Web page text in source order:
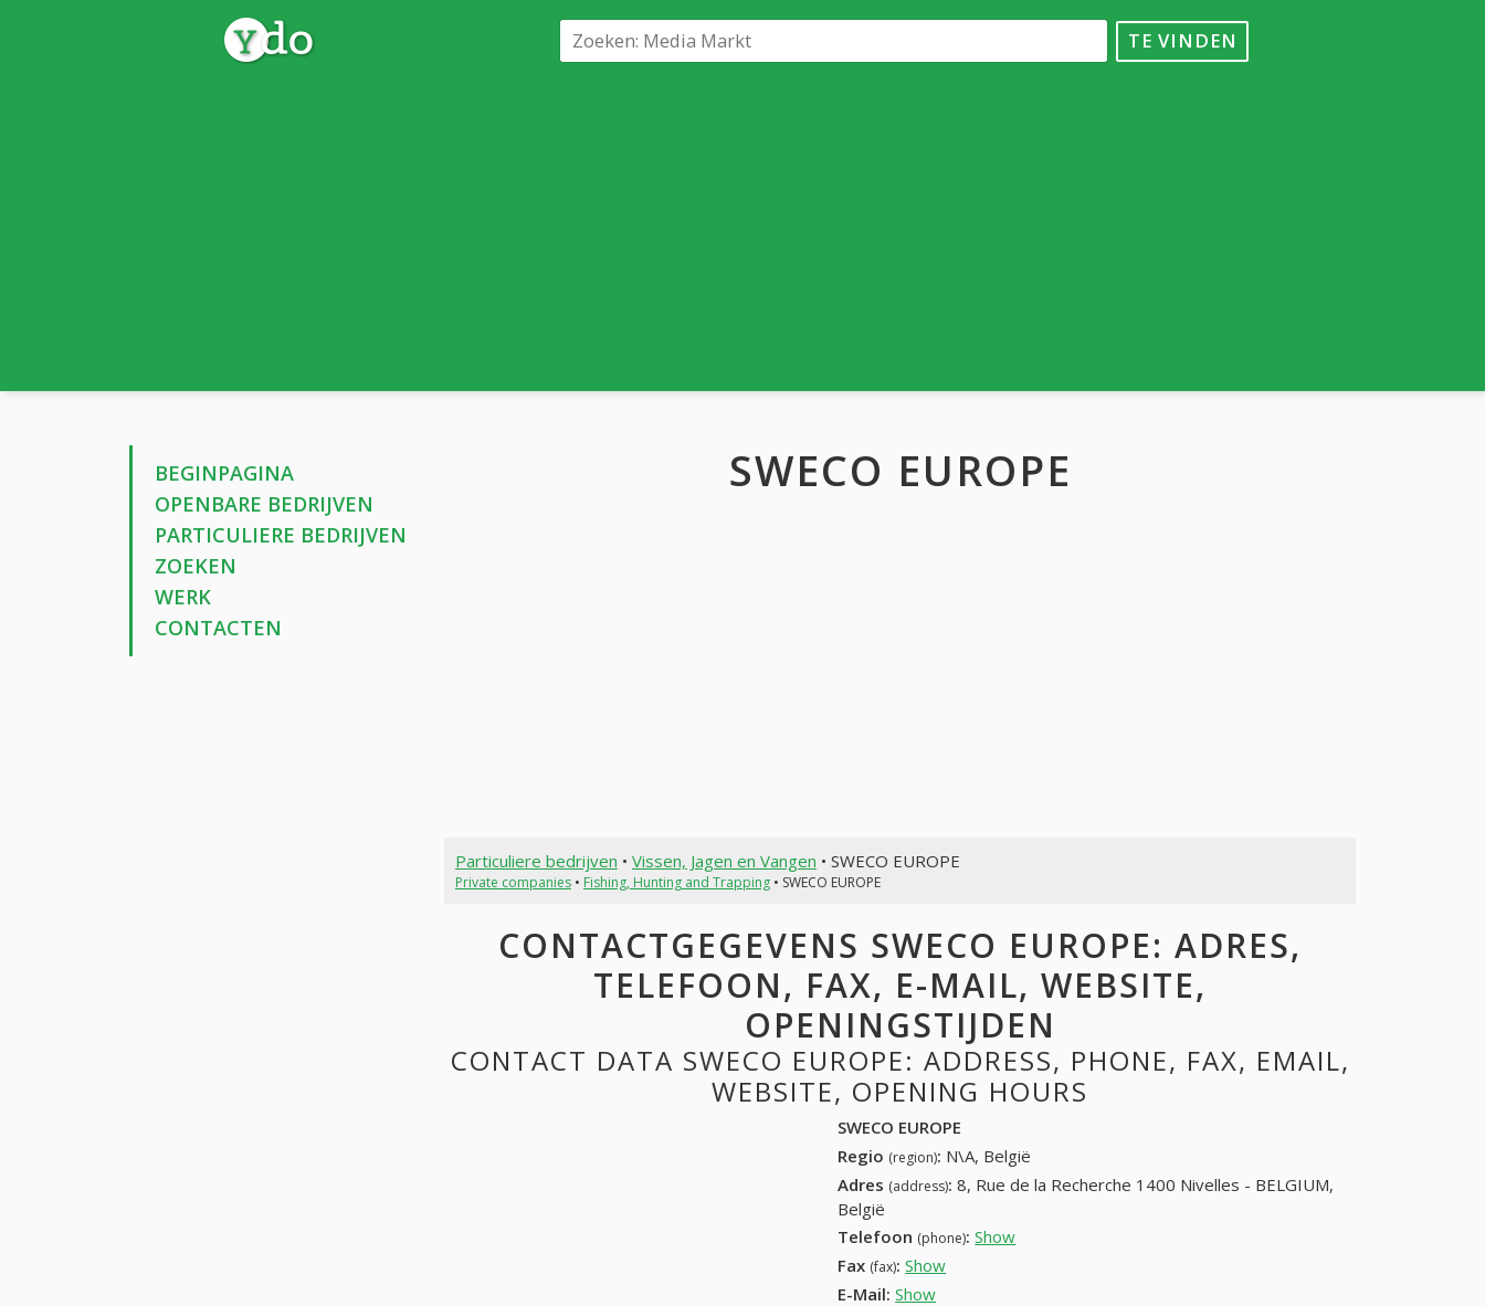
TE VINDEN
BEGINPAGINA
OPENBARE BEDRIJVEN
PARTICULIERE BEDRIJVEN
ZOEKEN
WERK
CONTACTEN
SWECO EUROPE
Particuliere bedrijven • Vissen, Jagen en Vangen • SWECO EUROPE
Private companies• Fishing, Hunting and Trapping• SWECO EUROPE
CONTACTGEGEVENS SWECO EUROPE: ADRES,
TELEFOON, FAX, E-MAIL, WEBSITE,
OPENINGSTIJDEN
CONTACT DATA SWECO EUROPE: ADDRESS, PHONE, FAX, EMAIL,
WEBSITE, OPENING HOURS
SWECO EUROPE
Regio (region): N\A, België
Adres (address): 8, Rue de la Recherche 1400 Nivelles - BELGIUM,
België
Telefoon (phone): Show
Fax (fax): Show
E-Mail: Show